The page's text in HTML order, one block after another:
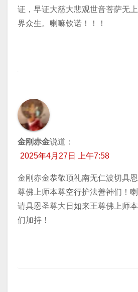
证，早证大慈大悲观世音菩萨无
界众生。喇嘛钦诺！！！
金刚赤金说道：
2025年4月27日 上午7:58
金刚赤金恭敬顶礼南无仁波切具
尊佛上师本尊空行护法善神们！
请具恩圣尊大日如来王尊佛上师
们加持！